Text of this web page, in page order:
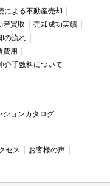
による不動産売却
産買取
売却成功実績
の流れ
費用
介手数料について
ションカタログ
セス
お客様の声